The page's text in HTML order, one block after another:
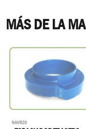
MÁS DE LA
NAVR20